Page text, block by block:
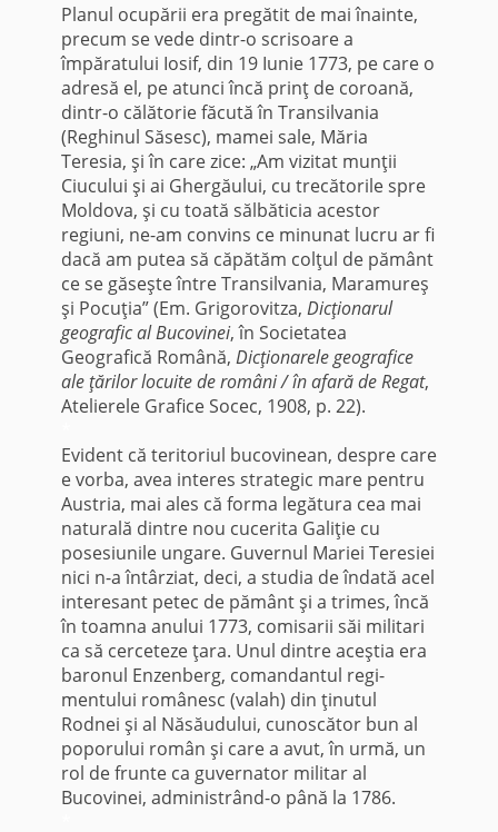
Planul ocupării era pregătit de mai înainte,
precum se vede dintr-o scrisoare a
împăratului Iosif, din 19 Iunie 1773, pe care o
adresă el, pe atunci încă prinţ de coroană,
dintr-o călătorie făcută în Transilvania
(Reghinul Săsesc), mamei sale, Măria
Teresia, şi în care zice: „Am vizitat munţii
Ciucului şi ai Ghergăului, cu trecătorile spre
Moldova, şi cu toată sălbăticia acestor
regiuni, ne-am convins ce minunat lucru ar fi
dacă am putea să căpătăm colţul de pământ
ce se găseşte între Transilvania, Maramureş
şi Pocuţia” (Em. Grigorovitza, Dicţionarul
geografic al Bucovinei, în Societatea
Geografică Română, Dicţionarele geografice
ale ţărilor locuite de români / în afară de Regat,
Atelierele Grafice Socec, 1908, p. 22).
Evident că teri­toriul bucovinean, despre care
e vorba, avea interes strategic mare pentru
Austria, mai ales că forma legătura cea mai
naturală dintre nou cucerita Galiţie cu
posesiunile ungare. Guvernul Mariei Teresiei
nici n-a întârziat, deci, a studia de în­dată acel
interesant petec de pământ şi a trimes, încă
în toamna anului 1773, comisarii săi militari
ca să cerceteze ţara. Unul dintre aceştia era
baronul Enzenberg, comandantul regi­
mentului românesc (valah) din ţinutul
Rodnei şi al Năsăudului, cunoscător bun al
poporului român şi care a avut, în urmă, un
rol de frunte ca guvernator militar al
Bucovinei, administrând-o până la 1786.